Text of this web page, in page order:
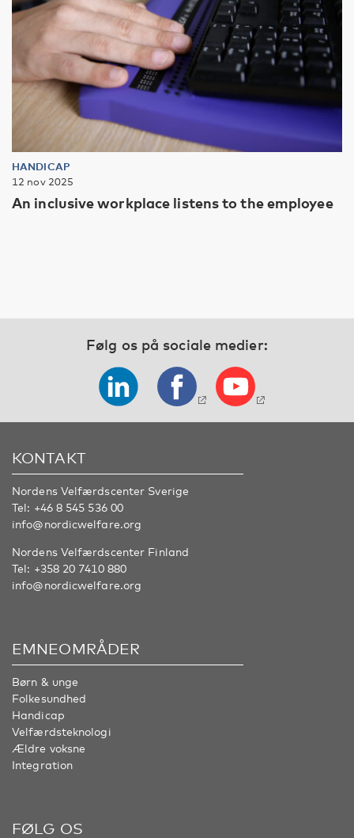
HANDICAP
12 nov 2025
An inclusive workplace listens to the employee
Følg os på sociale medier:
KONTAKT
Nordens Velfærdscenter Sverige
Tel: +46 8 545 536 00
info@nordicwelfare.org
Nordens Velfærdscenter Finland
Tel: +358 20 7410 880
info@nordicwelfare.org
EMNEOMRÅDER
Børn & unge
Folkesundhed
Handicap
Velfærdsteknologi
Ældre voksne
Integration
FØLG OS